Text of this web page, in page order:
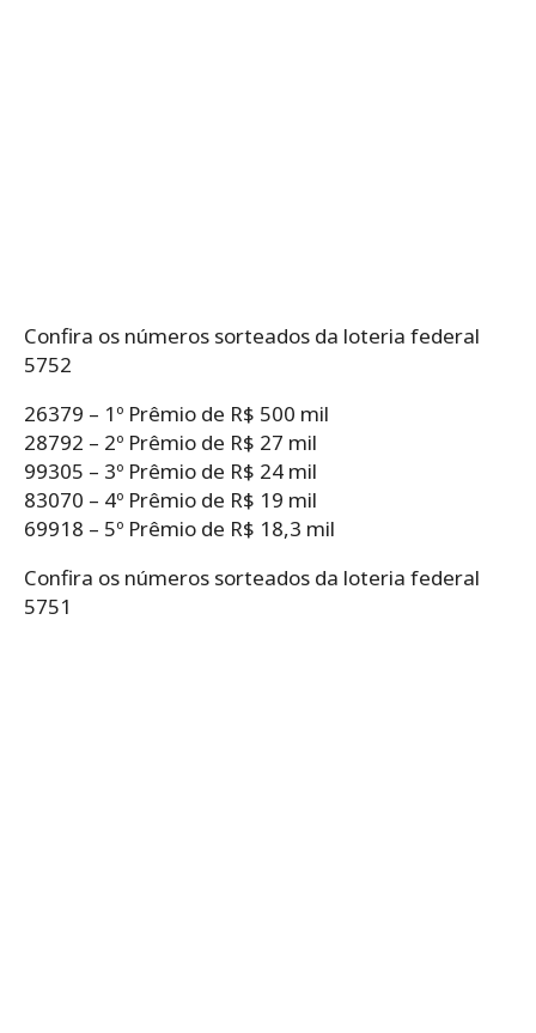
Confira os números sorteados da loteria federal
5752
26379 – 1º Prêmio de R$ 500 mil
28792 – 2º Prêmio de R$ 27 mil
99305 – 3º Prêmio de R$ 24 mil
83070 – 4º Prêmio de R$ 19 mil
69918 – 5º Prêmio de R$ 18,3 mil
Confira os números sorteados da loteria federal
5751